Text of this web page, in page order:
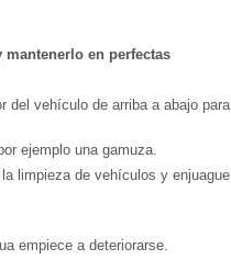
en perfectas
del vehículo de arriba a abajo para
ejemplo una gamuza.
limpieza de vehículos y enjuague
empiece a deteriorarse.